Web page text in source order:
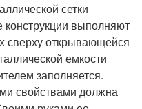
сетки
конструкции выполняют
сверху открывающейся
емкости
заполняется.
свойствами должна